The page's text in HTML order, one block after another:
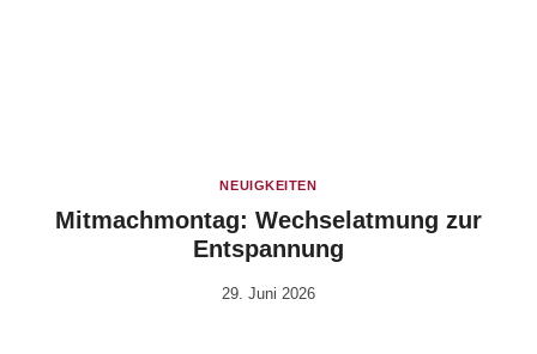
NEUIGKEITEN
Mitmachmontag: Wechselatmung zur
Entspannung
Von
29. Juni 2026